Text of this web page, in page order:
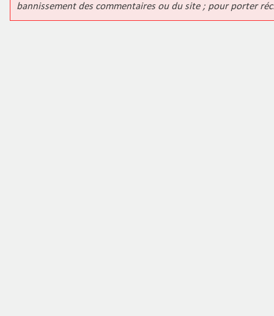
bannissement des commentaires ou du site ; pour porter